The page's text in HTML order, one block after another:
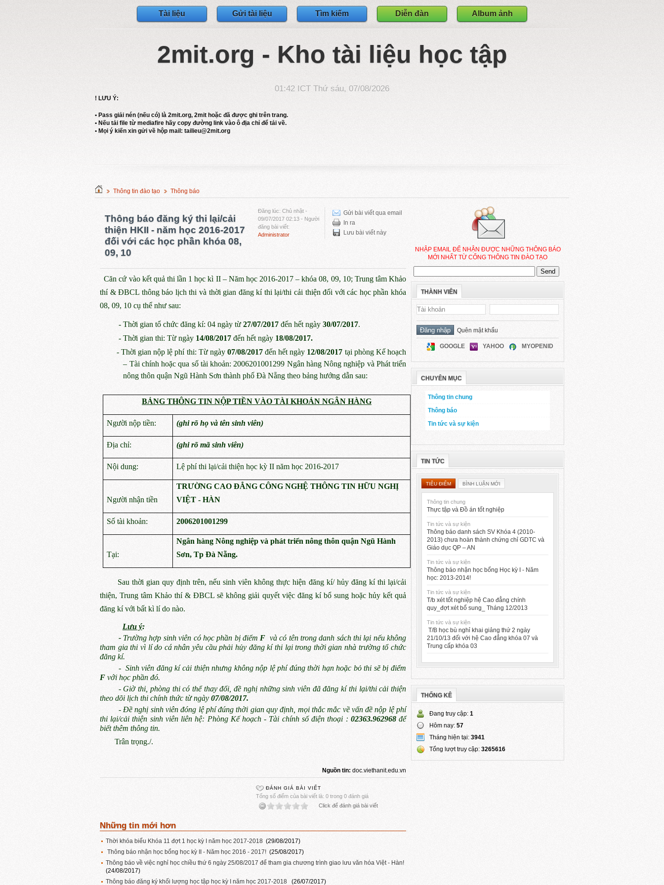
Tài liệu Gửi tài liệu Tìm kiếm Diễn đàn Album ảnh
2mit.org - Kho tài liệu học tập
01:42 ICT Thứ sáu, 07/08/2026
! LƯU Ý:
• Pass giải nén (nếu có) là 2mit.org, 2mit hoặc đã được ghi trên trang.
• Nếu tải file từ mediafire hãy copy đường link vào ô địa chỉ để tải về.
• Mọi ý kiến xin gửi về hộp mail: tailieu@2mit.org
Thông tin đào tạo Thông báo
Gửi bài viết qua email
In ra
Lưu bài viết này
Thông báo đăng ký thi lại/cải
thiện HKII - năm học 2016-2017
đối với các học phần khóa 08,
09, 10
Đăng lúc: Chủ nhật -
09/07/2017 02:13 - Người
đăng bài viết:
Administrator
Căn cứ vào kết quả thi lần 1 học kì II – Năm học 2016-2017 – khóa 08, 09, 10; Trung tâm Khảo
thí & ĐBCL thông báo lịch thi và thời gian đăng kí thi lại/thi cải thiện đối với các học phần khóa
08, 09, 10 cụ thể như sau:
- Thời gian tổ chức đăng kí: 04 ngày từ 27/07/2017đến hết ngày 30/07/2017.
- Thời gian thi: Từ ngày 14/08/2017đến hết ngày 18/08/2017.
- Thời gian nộp lệ phí thi: Từ ngày 07/08/2017đến hết ngày 12/08/2017 tại phòng Kế hoạch
– Tài chính hoặc qua số tài khoản: 2006201001299 Ngân hàng Nông nghiệp và Phát triển
nông thôn quận Ngũ Hành Sơn thành phố Đà Nẵng theo bảng hướng dẫn sau:
BẢNG THÔNG TIN NỘP TIỀN VÀO TÀI KHOẢN NGÂN HÀNG
Người nộp tiền: (ghi rõ họ và tên sinh viên)
Địa chỉ: (ghi rõ mã sinh viên)
Nội dung: Lệ phí thi lại/cải thiện học kỳ II năm học 2016-2017
Người nhận tiền
TRƯỜNG CAO ĐẲNG CÔNG NGHỆ THÔNG TIN HỮU NGHỊ
VIỆT - HÀN
Số tài khoản: 2006201001299
Tại:
Ngân hàng Nông nghiệp và phát triển nông thôn quận Ngũ Hành
Sơn, Tp Đà Nẵng.
Sau thời gian quy định trên, nếu sinh viên không thực hiện đăng kí/ hủy đăng kí thi lại/cải
thiện, Trung tâm Khảo thí & ĐBCL sẽ không giải quyết việc đăng kí bổ sung hoặc hủy kết quả
đăng kí với bất kì lí do nào.
Lưu ý:
- Trường hợp sinh viên có học phần bị điểm F và có tên trong danh sách thi lại nếu không
tham gia thi vì lí do cá nhân yêu cầu phải hủy đăng kí thi lại trong thời gian nhà trường tổ chức
đăng kí.
- Sinh viên đăng kí cải thiện nhưng không nộp lệ phí đúng thời hạn hoặc bỏ thi sẽ bị điểm
F với học phần đó.
- Giờ thi, phòng thi có thể thay đổi, đề nghị những sinh viên đã đăng kí thi lại/thi cải thiện
theo dõi lịch thi chính thức từ ngày 07/08/2017.
- Đề nghị sinh viên đóng lệ phí đúng thời gian quy định, mọi thắc mắc về vấn đề nộp lệ phí
thi lại/cải thiện sinh viên liên hệ: Phòng Kế hoạch - Tài chính số điện thoại : 02363.962968để
biết thêm thông tin.
Trân trọng./.
Nguồn tin: doc.viethanit.edu.vn
ĐÁNH GIÁ BÀI VIẾT
Tổng số điểm của bài viết là: 0 trong 0 đánh giá
Click để đánh giá bài viết
Những tin mới hơn
Thời khóa biểu Khóa 11 đợt 1 học kỳ I năm học 2017-2018 (29/08/2017)
Thông báo nhận học bổng học kỳ II - Năm học 2016 - 2017! (25/08/2017)
Thông báo về việc nghỉ học chiều thứ 6 ngày 25/08/2017 để tham gia chương trình giao lưu văn hóa Việt - Hàn!
(24/08/2017)
Thông báo đăng ký khối lượng học tập học kỳ I năm học 2017-2018
(26/07/2017)
NHẬP EMAIL ĐỂ NHẬN ĐƯỢC NHỮNG THÔNG BÁO
MỚI NHẤT TỪ CỔNG THÔNG TIN ĐÀO TẠO
THÀNH VIÊN
Quên mật khẩu
GOOGLE YAHOO MYOPENID
CHUYÊN MỤC
Thông tin chung
Thông báo
Tin tức và sự kiện
TIN TỨC
TIÊU ĐIỂM BÌNH LUẬN MỚI
Thông tin chung
Thực tập và Đồ án tốt nghiệp
Tin tức và sự kiện
Thông báo danh sách SV Khóa 4 (2010-
2013) chưa hoàn thành chứng chỉ GDTC và
Giáo dục QP – AN
Tin tức và sự kiện
Thông báo nhận học bổng Học kỳ I - Năm
học: 2013-2014!
Tin tức và sự kiện
T/b xét tốt nghiệp hệ Cao đẳng chính
quy_đợt xét bổ sung_ Tháng 12/2013
Tin tức và sự kiện
T/B học bù nghỉ khai giảng thứ 2 ngày
21/10/13 đối với hệ Cao đẳng khóa 07 và
Trung cấp khóa 03
THỐNG KÊ
Đang truy cập: 1
Hôm nay: 57
Tháng hiện tại: 3941
Tổng lượt truy cập: 3265616